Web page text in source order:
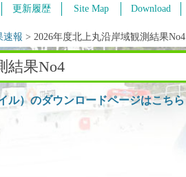
更新履歴 Site Map Download
速報 > 2026年度北上丸沿岸域観測結果No4
結果No4
ル）のダウンロードページはこちら